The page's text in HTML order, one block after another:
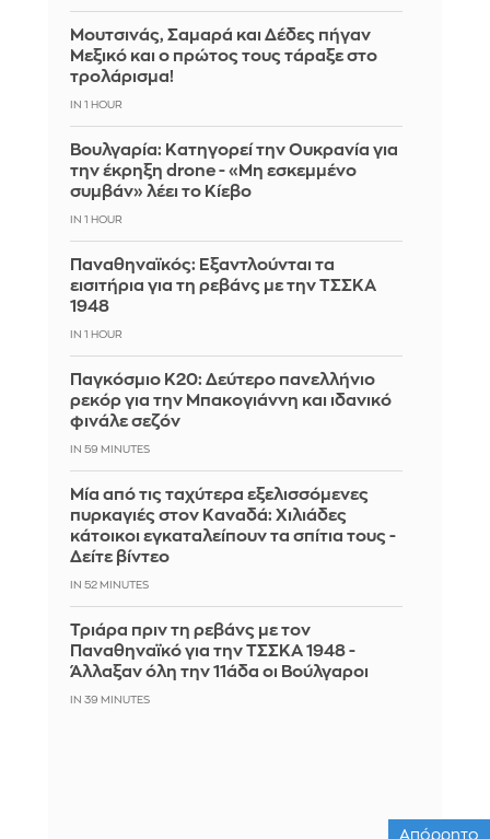
Μουτσινάς, Σαμαρά και Δέδες πήγαν
Μεξικό και ο πρώτος τους τάραξε στο
τρολάρισμα!
IN 1 HOUR
Βουλγαρία: Κατηγορεί την Ουκρανία για
την έκρηξη drone - «Μη εσκεμμένο
συμβάν» λέει το Κίεβο
IN 1 HOUR
Παναθηναϊκός: Εξαντλούνται τα
εισιτήρια για τη ρεβάνς με την ΤΣΣΚΑ
1948
IN 1 HOUR
Παγκόσμιο Κ20: Δεύτερο πανελλήνιο
ρεκόρ για την Μπακογιάννη και ιδανικό
φινάλε σεζόν
IN 59 MINUTES
Μία από τις ταχύτερα εξελισσόμενες
πυρκαγιές στον Καναδά: Χιλιάδες
κάτοικοι εγκαταλείπουν τα σπίτια τους -
Δείτε βίντεο
IN 52 MINUTES
Τριάρα πριν τη ρεβάνς με τον
Παναθηναϊκό για την ΤΣΣΚΑ 1948 -
Άλλαξαν όλη την 11άδα οι Βούλγαροι
IN 39 MINUTES
Απόρρητο